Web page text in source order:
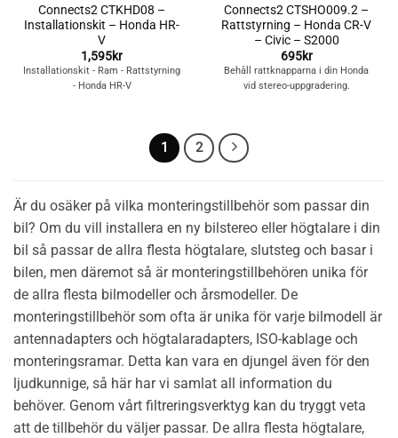
Connects2 CTKHD08 –
Installationskit – Honda HR-
V
1,595kr
Installationskit - Ram - Rattstyrning
- Honda HR-V
Connects2 CTSHO009.2 –
Rattstyrning – Honda CR-V
– Civic – S2000
695kr
Behåll rattknapparna i din Honda
vid stereo-uppgradering.
1 2
Är du osäker på vilka monteringstillbehör som passar din
bil? Om du vill installera en ny bilstereo eller högtalare i din
bil så passar de allra flesta högtalare, slutsteg och basar i
bilen, men däremot så är monteringstillbehören unika för
de allra flesta bilmodeller och årsmodeller. De
monteringstillbehör som ofta är unika för varje bilmodell är
antennadapters och högtalaradapters, ISO-kablage och
monteringsramar. Detta kan vara en djungel även för den
ljudkunnige, så här har vi samlat all information du
behöver. Genom vårt filtreringsverktyg kan du tryggt veta
att de tillbehör du väljer passar. De allra flesta högtalare,